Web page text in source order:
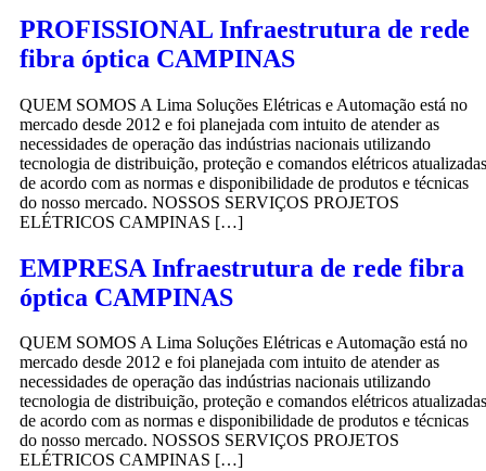
PROFISSIONAL Infraestrutura de rede
fibra óptica CAMPINAS
QUEM SOMOS A Lima Soluções Elétricas e Automação está no
mercado desde 2012 e foi planejada com intuito de atender as
necessidades de operação das indústrias nacionais utilizando
tecnologia de distribuição, proteção e comandos elétricos atualizadas
de acordo com as normas e disponibilidade de produtos e técnicas
do nosso mercado. NOSSOS SERVIÇOS PROJETOS
ELÉTRICOS CAMPINAS […]
EMPRESA Infraestrutura de rede fibra
óptica CAMPINAS
QUEM SOMOS A Lima Soluções Elétricas e Automação está no
mercado desde 2012 e foi planejada com intuito de atender as
necessidades de operação das indústrias nacionais utilizando
tecnologia de distribuição, proteção e comandos elétricos atualizadas
de acordo com as normas e disponibilidade de produtos e técnicas
do nosso mercado. NOSSOS SERVIÇOS PROJETOS
ELÉTRICOS CAMPINAS […]